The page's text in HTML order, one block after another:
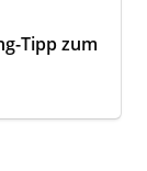
Tipp zum